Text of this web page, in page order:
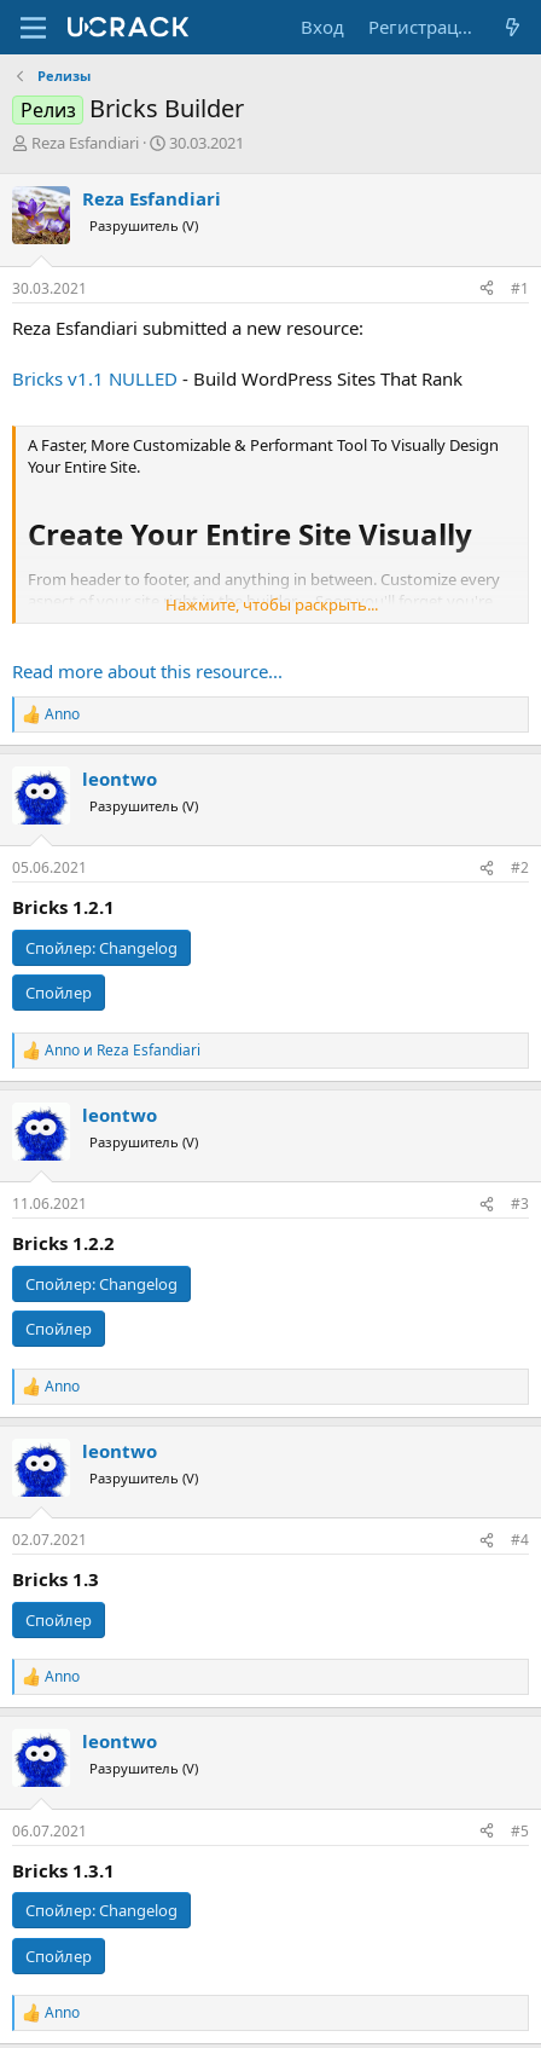
Вход Регистрация
Релизы
Релиз Bricks Builder
А
т
о
р
т
е
м
Reza Esfandiari
Д
а
н
ч
а
30.03.2021
Reza Esfandiari
Разрушитель (V)
30.03.2021 #1
Reza Esfandiari submitted a new resource:
Bricks v1.1 NULLED - Build WordPress Sites That Rank
A Faster, More Customizable & Performant Tool To Visually Design
Your Entire Site.
Create Your Entire Site Visually​
From header to footer, and anything in between. Customize every
aspect of your site right in the builder ... Soon you'll forget you're
using WordPress ;)
responsive website optimized for mobile.
Нажмите, чтобы раскрыть...
Read more about this resource...
Р
е
к
ц
и
Anno
leontwo
Разрушитель (V)
05.06.2021 #2
Bricks 1.2.1
Спойлер:Changelog
Спойлер
Р
е
к
ц
и
Anno и Reza Esfandiari
leontwo
Разрушитель (V)
11.06.2021 #3
Bricks 1.2.2
Спойлер:Changelog
Спойлер
Р
е
к
ц
и
Anno
leontwo
Разрушитель (V)
02.07.2021 #4
Bricks 1.3
Спойлер
Р
е
к
ц
и
Anno
leontwo
Разрушитель (V)
06.07.2021 #5
Bricks 1.3.1
Спойлер:Changelog
Спойлер
Р
е
Anno